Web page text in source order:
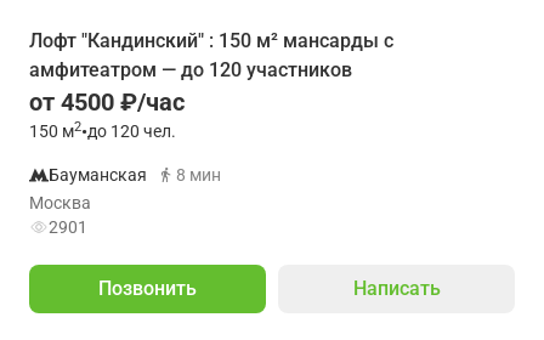
Лофт "Кандинский" : 150 м² мансарды с
амфитеатром — до 120 участников
от 4500 ₽/час
150 м2•до 120 чел.
Бауманская
8 мин
Москва
2901
Позвонить Написать